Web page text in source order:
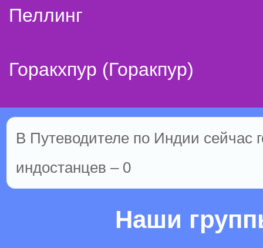
Пеллинг
Горакхпур (Горакпур)
В Путеводителе по Индии сейчас
индостанцев – 0
Наши